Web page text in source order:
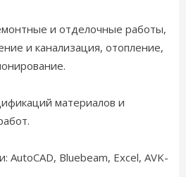
и отделочные работы,
и канализация, отопление,
материалов и
AutoCAD, Bluebeam, Excel, AVK-